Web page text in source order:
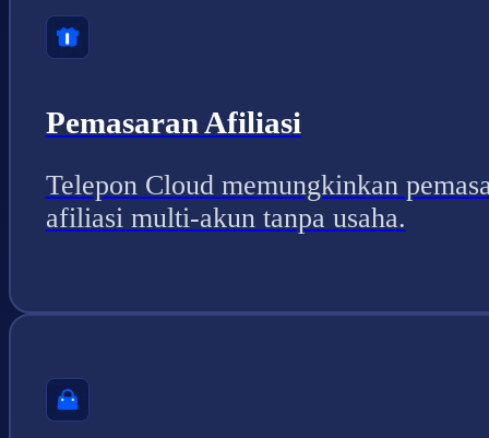
Pemasaran Afiliasi
Telepon Cloud memungkinkan
afiliasi multi-akun tanpa usaha.